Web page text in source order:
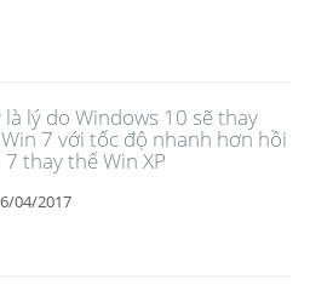
lý do Windows 10 sẽ thay
7 với tốc độ nhanh hơn hồi
7 thay thế Win XP
04/2017